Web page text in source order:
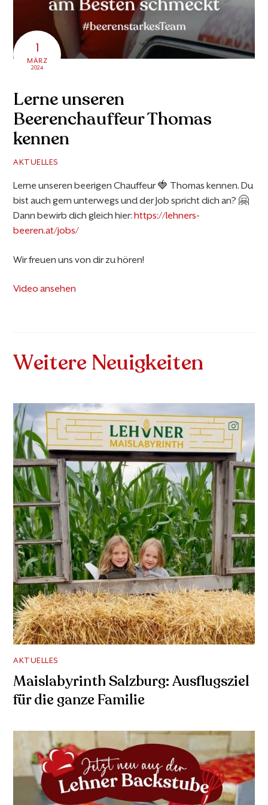
1
MÄRZ
2024
Lerne unseren
Beerenchauffeur Thomas
kennen
AKTUELLES
Lerne unseren beerigen Chauffeur 🍓 Thomas kennen. Du
bist auch gern unterwegs und der Job spricht dich an? 🤗
Dann bewirb dich gleich hier: https://lehners-
beeren.at/jobs/
Wir freuen uns von dir zu hören!
Video ansehen
Weitere Neuigkeiten
AKTUELLES
Maislabyrinth Salzburg: Ausflugsziel
für die ganze Familie